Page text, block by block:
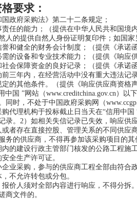
要求：
政府采购法》第二十二条规定；
责任的能力；（提供在中华人民共和国
人的提供自然人身份证明复印件；如国家
誉和健全的财务会计制度；（提供《承诺
需的设备和专业技术能力；（提供《响应
社会保障资金的良好记录；（提供《承诺
前三年内，在经营活动中没有重大违法记
定的其他条件。（提供《响应供应商资格
中国 ”网站（www.creditchina.gov.cn）
同时，不处于中国政府采购网（
购代理机构于投标截止日当天在“信用中
录。2）如相关失信记录已失效，响应供
者存在直接控股、管理关系的不同供
务的供应商，不得再参加该采购项目的
的建设行政主管部门核发的公路工程施
全生产许可证。
业采购，参与的供应商工程全部由符合
不允许转包或分包。
价人须对全部内容进行响应，不得分拆。
商文件的。